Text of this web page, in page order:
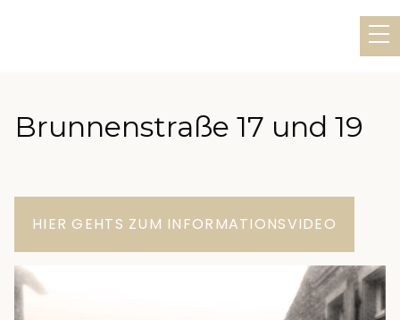
Brunnenstraße 17 und 19
HIER GEHTS ZUM INFORMATIONSVIDEO